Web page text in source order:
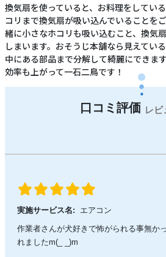
換気扇を使っていると、お料理をしてい
コリまで換気扇が吸い込んでいることを
緒に小さなホコリも吸い込むこと、換気
しまいます。おそうじ本舗なら見えてい
中にある部品まで分解して綺麗にできま
効率も上がって一石二鳥です！
実施サービス名:
エアコン
作業者さんが犬好きで怖がられる事無か
れましたm(_ _)m